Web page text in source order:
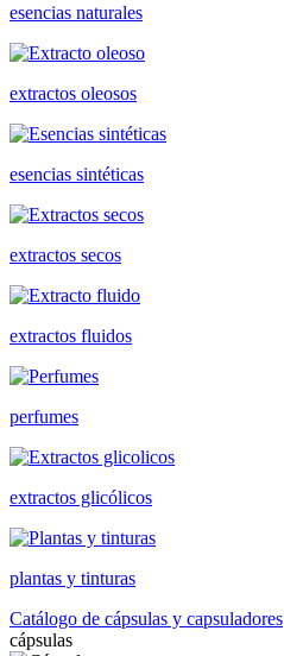
esencias naturales
extractos oleosos
esencias sintéticas
extractos secos
extractos fluidos
perfumes
extractos glicólicos
plantas y tinturas
Catálogo de cápsulas y capsuladores
cápsulas